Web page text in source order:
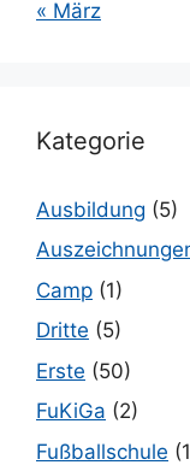
« März
Kategorie
Ausbildung (5)
Camp (1)
Dritte (5)
Erste (50)
FuKiGa (2)
Fußballschule